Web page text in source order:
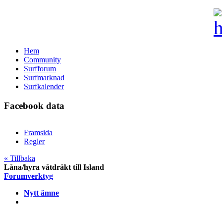
Hem
Community
Surfforum
Surfmarknad
Surfkalender
Facebook data
Framsida
Regler
« Tillbaka
Låna/hyra våtdräkt till Island
Forumverktyg
Nytt ämne